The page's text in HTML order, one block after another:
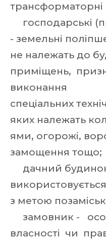
трансформаторні
господарські
- земельні
не належать до
приміщень,
виконання
спеціальних
яких належать
ями, огорожі,
замощення тощо;
дачний
з метою
замовник -
власності чи